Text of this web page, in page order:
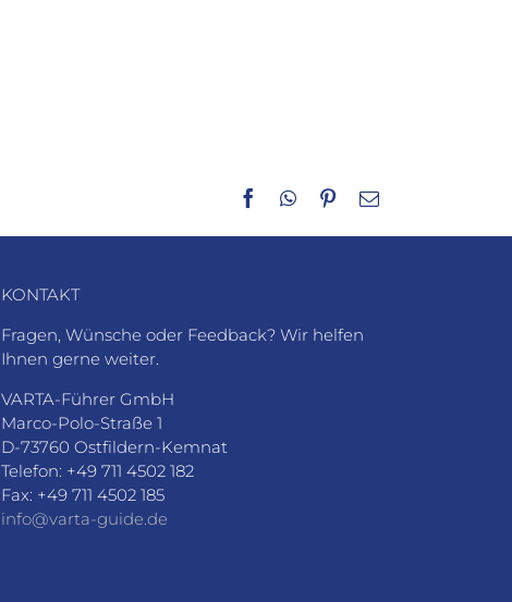
Facebook
WhatsApp
Pinterest
E-
KONTAKT
Fragen, Wünsche oder Feedback? Wir helfen
Ihnen gerne weiter.
VARTA-Führer GmbH
Marco-Polo-Straße 1
D-73760 Ostfildern-Kemnat
Telefon: +49 711 4502 182
Fax: +49 711 4502 185
info@varta-guide.de